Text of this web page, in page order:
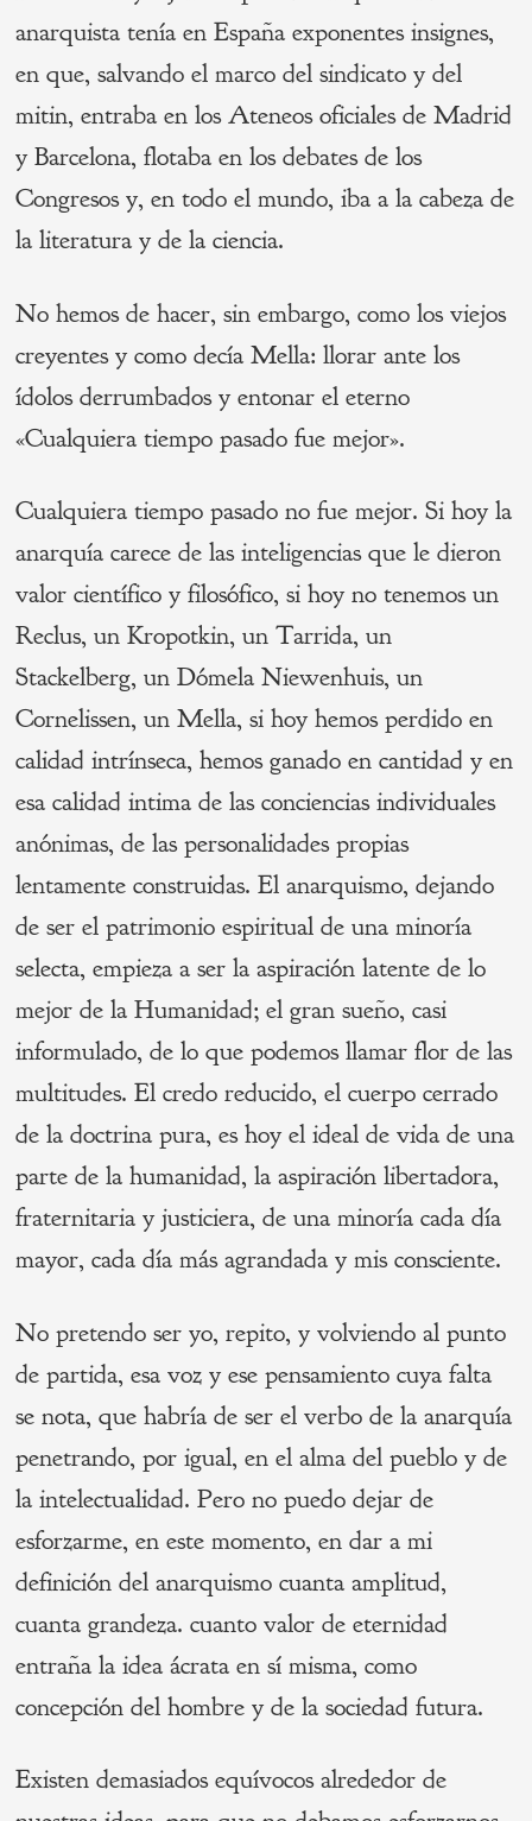
anarquista tenía en España exponentes insignes,
en que, salvando el marco del sindicato y del
mitin, entraba en los Ateneos oficiales de Madrid
y Barcelona, flotaba en los debates de los
Congresos y, en todo el mundo, iba a la cabeza de
la literatura y de la ciencia.
No hemos de hacer, sin embargo, como los viejos
creyentes y como decía Mella: llorar ante los
ídolos derrumbados y entonar el eterno
«Cualquiera tiempo pasado fue mejor».
Cualquiera tiempo pasado no fue mejor. Si hoy la
anarquía carece de las inteligencias que le dieron
valor científico y filosófico, si hoy no tenemos un
Reclus, un Kropotkin, un Tarrida, un
Stackelberg, un Dómela Niewenhuis, un
Cornelissen, un Mella, si hoy hemos perdido en
calidad intrínseca, hemos ganado en cantidad y en
esa calidad intima de las conciencias individuales
anónimas, de las personalidades propias
lentamente construidas. El anarquismo, dejando
de ser el patrimonio espiritual de una minoría
selecta, empieza a ser la aspiración latente de lo
mejor de la Humanidad; el gran sueño, casi
informulado, de lo que podemos llamar flor de las
multitudes. El credo reducido, el cuerpo cerrado
de la doctrina pura, es hoy el ideal de vida de una
parte de la humanidad, la aspiración libertadora,
fraternitaria y justiciera, de una minoría cada día
mayor, cada día más agrandada y mis consciente.
No pretendo ser yo, repito, y volviendo al punto
de partida, esa voz y ese pensamiento cuya falta
se nota, que habría de ser el verbo de la anarquía
penetrando, por igual, en el alma del pueblo y de
la intelectualidad. Pero no puedo dejar de
esforzarme, en este momento, en dar a mi
definición del anarquismo cuanta amplitud,
cuanta grandeza. cuanto valor de eternidad
entraña la idea ácrata en sí misma, como
concepción del hombre y de la sociedad futura.
Existen demasiados equívocos alrededor de